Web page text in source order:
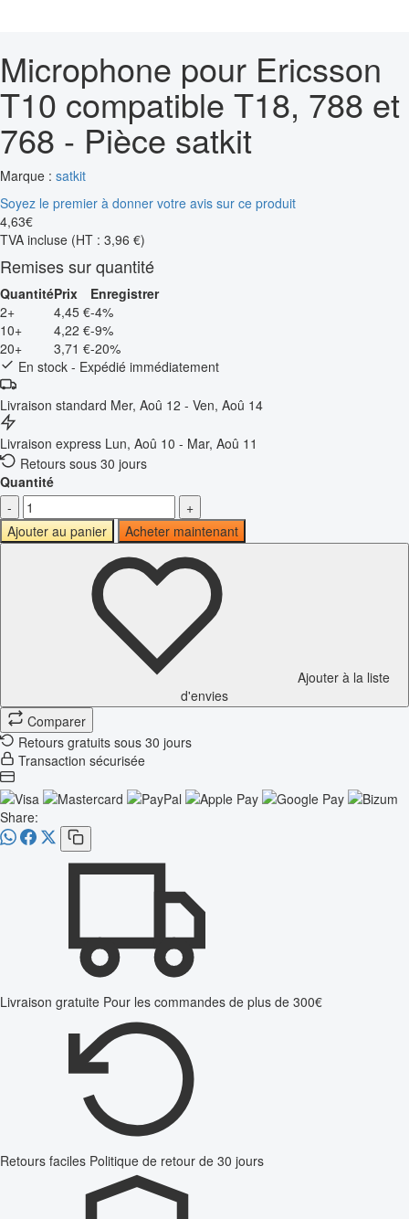
Microphone pour Ericsson
T10 compatible T18, 788 et
768 - Pièce satkit
Marque : satkit
Soyez le premier à donner votre avis sur ce produit
4,63€
TVA incluse (HT : 3,96 €)
Remises sur quantité
QuantitéPrix
Enregistrer
2+
4,45 €-4%
10+
4,22 €-9%
20+
3,71 €-20%
En stock - Expédié immédiatement
Livraison standard Mer, Aoû 12 - Ven, Aoû 14
Livraison express Lun, Aoû 10 - Mar, Aoû 11
Retours sous 30 jours
Quantité
-
+
Ajouter au panier
Acheter maintenant
Ajouter à la liste
d'envies
Comparer
Retours gratuits sous 30 jours
Transaction sécurisée
Share:
Livraison gratuite Pour les commandes de plus de 300€
Retours faciles Politique de retour de 30 jours